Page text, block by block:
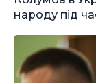
народу під